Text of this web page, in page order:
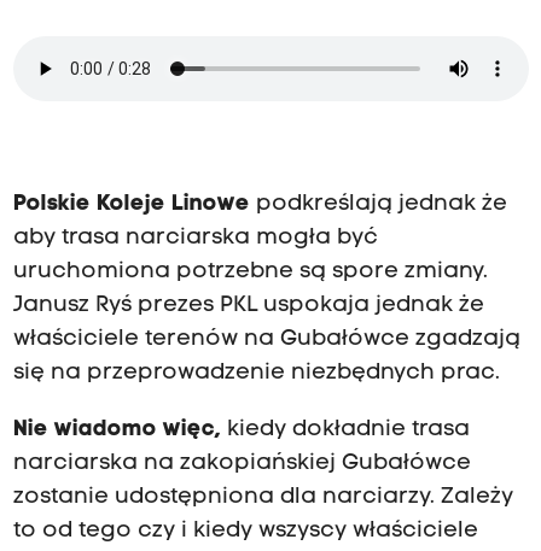
Polskie Koleje Linowe podkreślają jednak że
aby trasa narciarska mogła być
uruchomiona potrzebne są spore zmiany.
Janusz Ryś prezes PKL uspokaja jednak że
właściciele terenów na Gubałówce zgadzają
się na przeprowadzenie niezbędnych prac.
Nie wiadomo więc, kiedy dokładnie trasa
narciarska na zakopiańskiej Gubałówce
zostanie udostępniona dla narciarzy. Zależy
to od tego czy i kiedy wszyscy właściciele